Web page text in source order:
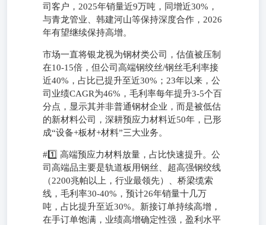
司客户，2025年销量近9万吨，同增近30%，
与青龙管业、韩建河山等保持深度合作，2026
年有望继续保持高增。
市场一直将银龙视为钢材类公司，估值被压制
在10-15倍，但公司高端钢绞丝/钢丝毛利率接
近40%，占比已提升至近30%；23年以来，公
司业绩CAGR为46%，毛利率每年提升3-5个百
分点，显示其并非普通钢材企业，而是被低估
的新材料公司，深耕预应力材料近50年，已形
成“设备+板材+材料”三大业务。
#1️⃣ 高端预应力材料放量，占比快速提升。公
司高端品主要是轨道板用钢丝、超高强钢绞线
（2200兆帕以上，行业最领先）、桥梁缆索
线，毛利率30-40%，预计26年销量十几万
吨，占比提升至近30%。新接订单持续高增，
在手订单饱满，业绩高增确定性强，盈利水平